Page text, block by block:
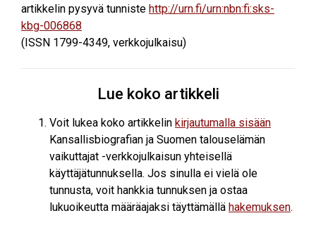
artikkelin pysyvä tunniste http://urn.fi/urn:nbn:fi:sks-
kbg-006868
(ISSN 1799-4349, verkkojulkaisu)
Lue koko artikkeli
Voit lukea koko artikkelin kirjautumalla sisään
Kansallisbiografian ja Suomen talouselämän
vaikuttajat -verkkojulkaisun yhteisellä
käyttäjätunnuksella. Jos sinulla ei vielä ole
tunnusta, voit hankkia tunnuksen ja ostaa
lukuoikeutta määräajaksi täyttämällä hakemuksen.